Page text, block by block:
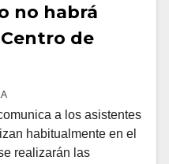
no habrá
de
a los asistentes
habitualmente en el
realizarán las